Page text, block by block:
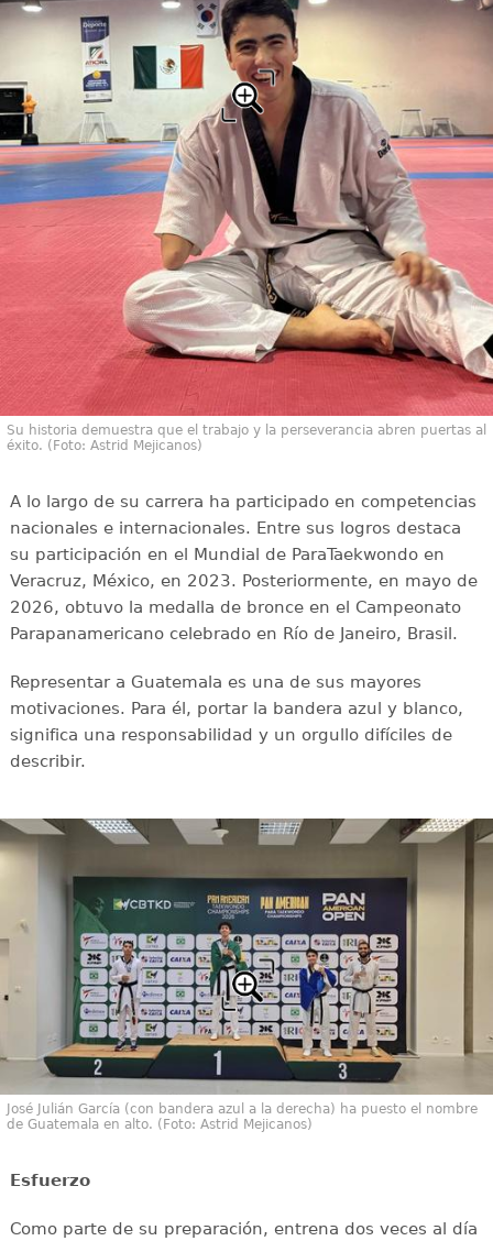
Su historia demuestra que el trabajo y la perseverancia abren puertas al
éxito. (Foto: Astrid Mejicanos)
A lo largo de su carrera ha participado en competencias
nacionales e internacionales. Entre sus logros destaca
su participación en el Mundial de ParaTaekwondo en
Veracruz, México, en 2023. Posteriormente, en mayo de
2026, obtuvo la medalla de bronce en el Campeonato
Parapanamericano celebrado en Río de Janeiro, Brasil.
Representar a Guatemala es una de sus mayores
motivaciones. Para él, portar la bandera azul y blanco,
significa una responsabilidad y un orgullo difíciles de
describir.
José Julián García (con bandera azul a la derecha) ha puesto el nombre
de Guatemala en alto. (Foto: Astrid Mejicanos)
Esfuerzo
Como parte de su preparación, entrena dos veces al día